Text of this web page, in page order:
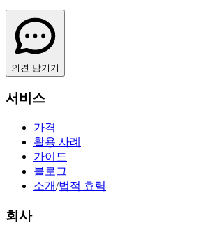
의견 남기기
서비스
가격
활용 사례
가이드
블로그
소개/법적 효력
회사